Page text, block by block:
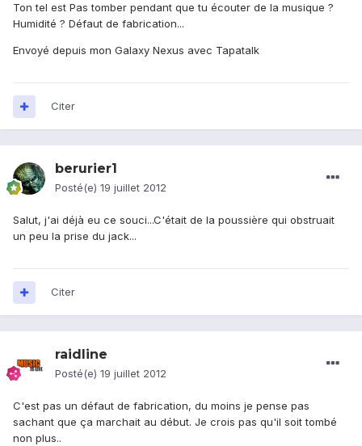
Ton tel est Pas tomber pendant que tu écouter de la musique ?
Humidité ? Défaut de fabrication...
Envoyé depuis mon Galaxy Nexus avec Tapatalk
Citer
berurier1
Posté(e) 19 juillet 2012
Salut, j'ai déjà eu ce souci...C'était de la poussière qui obstruait
un peu la prise du jack...
Citer
raidline
Posté(e) 19 juillet 2012
C'est pas un défaut de fabrication, du moins je pense pas
sachant que ça marchait au début. Je crois pas qu'il soit tombé
non plus..